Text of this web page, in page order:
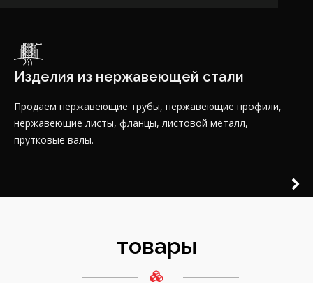
Изделия из нержавеющей стали
Продаем нержавеющие трубы, нержавеющие профили,
нержавеющие листы, фланцы, листовой металл,
прутковые валы.